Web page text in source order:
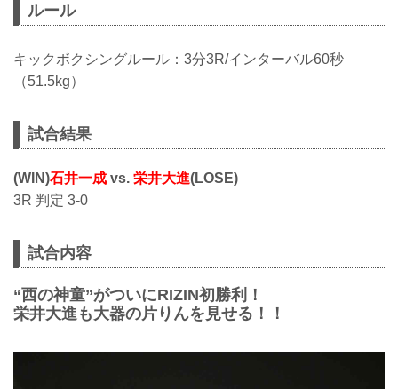
ルール
キックボクシングルール：3分3R/インターバル60秒
（51.5kg）
試合結果
(WIN)石井一成 vs. 栄井大進(LOSE)
3R 判定 3-0
試合内容
“西の神童”がついにRIZIN初勝利！
栄井大進も大器の片りんを見せる！！